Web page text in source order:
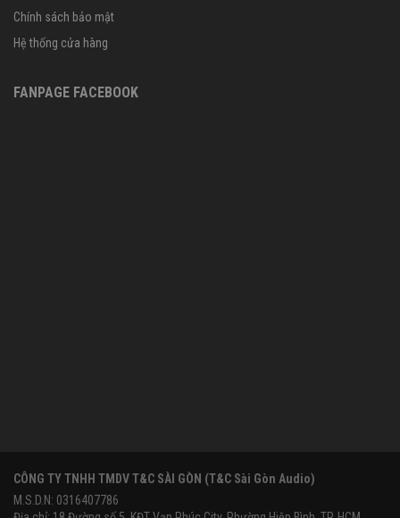
Chính sách bảo mật
Hệ thống cửa hàng
FANPAGE FACEBOOK
CÔNG TY TNHH TMDV T&C SÀI GÒN (T&C Sài Gòn Audio)
M.S.D.N: 0316407786